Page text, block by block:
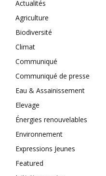
Actualités
Agriculture
Biodiversité
Climat
Communiqué
Communiqué de presse
Eau & Assainissement
Elevage
Énergies renouvelables
Environnement
Expressions Jeunes
Featured